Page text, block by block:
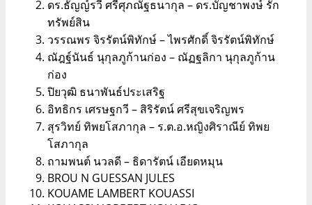
ดร.ธัญญ์รวี ศรีศุภณัฐธนากุล – ดร.บัญชาพงษ์ รัก
ทรัพย์สิน
วรรณพร จิรรัตน์พิทักษ์ – ไพรศักดิ์ จิรรัตน์พิทักษ์
ณัฎฐ์นันธ์ นุกุลภูก้านก่อง – ณัฏฐลิกา นุกุลภูก้าน
ก่อง
ปิยวุฒิ ธนาพันธ์ประเสริฐ
อิทธิกร เศรษฐกวี – สิริรัตน์ ศรีสุขเจริญพร
สุรวิทย์ ทิพยโสภากุล – ร.ต.อ.หญิงศิราณีย์ ทิพย
โสภากุล
ถามพนต์ นวลดี – ธิดารัตน์ เอียดหมุน
BROU N GUESSAN JULES
KOUAME LAMBERT KOUASSI